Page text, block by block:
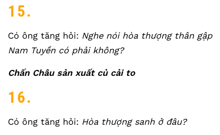
15.
Có ông tăng hỏi: Nghe nói hòa thượng thân gập
Nam Tuyền có phải không?
Chấn Châu sản xuất củ cải to
16.
Có ông tăng hỏi: Hòa thượng sanh ở đâu?